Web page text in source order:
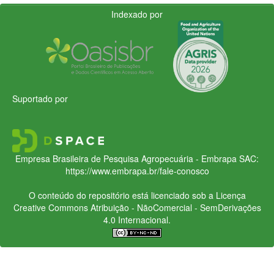
Indexado por
Suportado por
Empresa Brasileira de Pesquisa Agropecuária - Embrapa SAC:
https://www.embrapa.br/fale-conosco
O conteúdo do repositório está licenciado sob a Licença
Creative CommonsAtribuição - NãoComercial - SemDerivações
4.0 Internacional.